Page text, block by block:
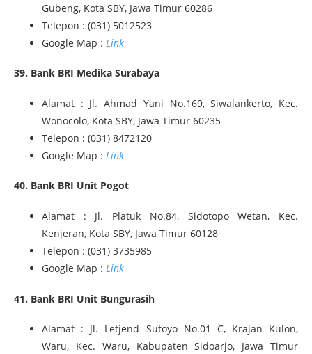
Gubeng, Kota SBY, Jawa Timur 60286
Telepon : (031) 5012523
Google Map : Link
39. Bank BRI Medika Surabaya
Alamat : Jl. Ahmad Yani No.169, Siwalankerto, Kec.
Wonocolo, Kota SBY, Jawa Timur 60235
Telepon : (031) 8472120
Google Map : Link
40. Bank BRI Unit Pogot
Alamat : Jl. Platuk No.84, Sidotopo Wetan, Kec.
Kenjeran, Kota SBY, Jawa Timur 60128
Telepon : (031) 3735985
Google Map : Link
41. Bank BRI Unit Bungurasih
Alamat : Jl. Letjend Sutoyo No.01 C, Krajan Kulon,
Waru, Kec. Waru, Kabupaten Sidoarjo, Jawa Timur